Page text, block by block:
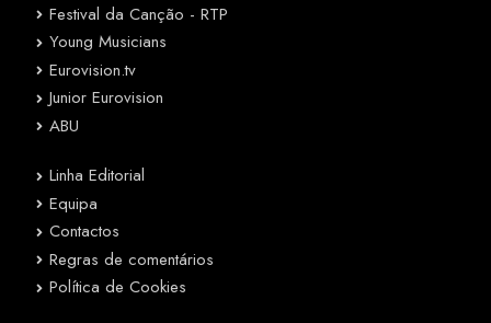
Festival da Canção - RTP
Young Musicians
Eurovision.tv
Junior Eurovision
ABU
Linha Editorial
Equipa
Contactos
Regras de comentários
Política de Cookies